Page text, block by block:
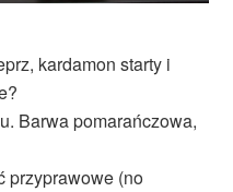
kardamon starty i
Barwa pomarańczowa,
przyprawowe (no